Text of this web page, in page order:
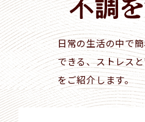
日常の生活の中で
できる、ストレス
をご紹介します。